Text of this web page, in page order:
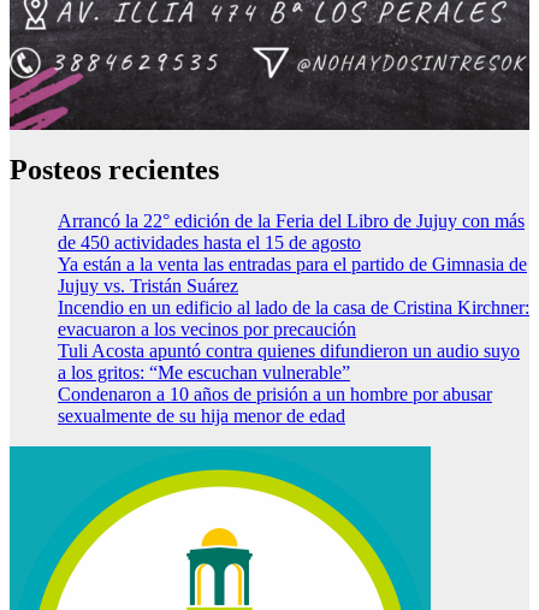
Posteos recientes
Arrancó la 22° edición de la Feria del Libro de Jujuy con más
de 450 actividades hasta el 15 de agosto
Ya están a la venta las entradas para el partido de Gimnasia de
Jujuy vs. Tristán Suárez
Incendio en un edificio al lado de la casa de Cristina Kirchner:
evacuaron a los vecinos por precaución
Tuli Acosta apuntó contra quienes difundieron un audio suyo
a los gritos: “Me escuchan vulnerable”
Condenaron a 10 años de prisión a un hombre por abusar
sexualmente de su hija menor de edad